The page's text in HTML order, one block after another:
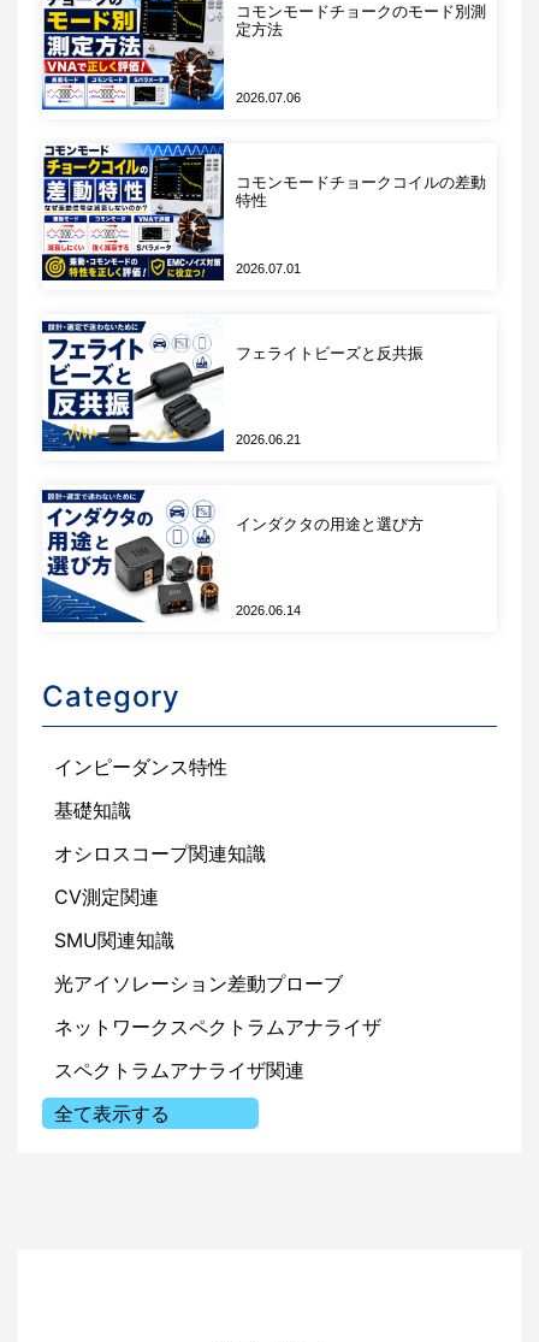
図 グラフィックスキャンモード
周波数範囲は目的やDUTの種類によって異なります
が、ここでは以下のようにします。
掃引モード：Log Freq
周波数周波数範囲：100Hz～100MHz
ポイント数：601points
掃引モード
フロントパネルのSweep Typeを押下すると、インピ
ーダンスアナライザの掃引モードを選択できます。
Level）、バイアス電圧（DC Bias）なども選択でき
ます。今回は広帯域の周波数特性を測定するため
Log Freqを選択します。
図 掃引モードの選択
周波数範囲
周波数範囲はStartとStop、またはCenterとSpanから
設定できます。広帯域の場合はStartとStop、狭帯域
の場合はCenterとSpanによる設定がわかりやすいで
す。今回は広帯域での測定となるためフロントパネ
ルのStartボタンとStopボタンを押下して、それぞれ
100Hzと100MHzと入力します。
コモンモードチョークのモード別測
定方法
2026.07.06
コモンモードチョークコイルの差動
特性
2026.07.01
フェライトビーズと反共振
2026.06.21
インダクタの用途と選び方
2026.06.14
Category
インピーダンス特性
基礎知識
オシロスコープ関連知識
CV測定関連
SMU関連知識
光アイソレーション差動プローブ
ネットワークスペクトラムアナライザ
スペクトラムアナライザ関連
全て表示する